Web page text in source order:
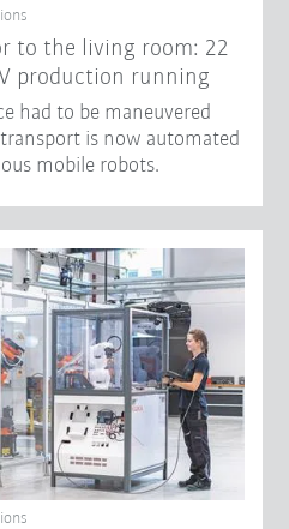
to the living room: 22
production running
had to be maneuvered
is now automated
mobile robots.